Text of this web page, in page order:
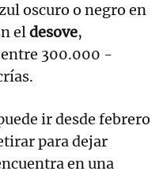
oscuro o negro en
eldesove,
300.000 -
ir desde febrero
para dejar
en una